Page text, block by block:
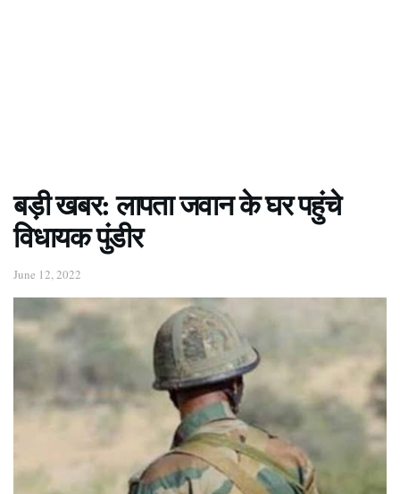
बड़ी खबर: लापता जवान के घर पहुंचे
विधायक पुंडीर
June 12, 2022